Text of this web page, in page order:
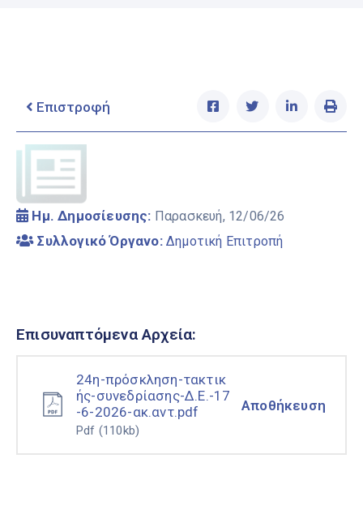
Επιστροφή
Ημ. Δημοσίευσης: Παρασκευή, 12/06/26
Συλλογικό Όργανο:Δημοτική Επιτροπή
Επισυναπτόμενα Αρχεία:
24η-πρόσκληση-τακτικ
ής-συνεδρίασης-Δ.Ε.-17
-6-2026-ακ.αντ.pdf
Pdf (110kb)
Αποθήκευση